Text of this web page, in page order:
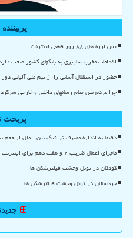
پس لرزه های ۸۸ روز قطعی اینترنت
اقدامات مخرب سایبری به بانکهای کشور صحت
حضور در استقلال آسانی را از تیم ملی آلبانی
چرا مردم بین پیام رسانهای داخلی و خارجی
پربحث
دقیقا به اندازه مصرف ترافیک بین الملل از
ماجرای اعمال ضریب ۲ و هفت دهم برای اینترنت بین الملل چیست؟
کودکان در تونل وحشت فیلترشکن ها
خردسالان در تونل وحشت فیلترشکن ها